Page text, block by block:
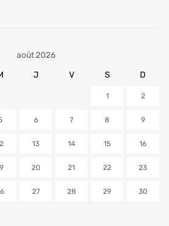
août 2026
J V S D
1 2
6 7 8 9
13 14 15 16
20 21 22 23
27 28 29 30